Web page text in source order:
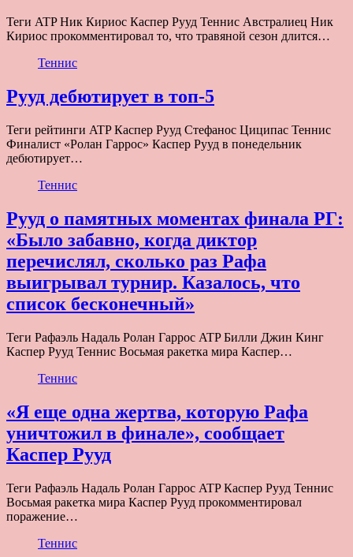
Теги ATP Ник Кириос Каспер Рууд Теннис Австралиец Ник
Кириос прокомментировал то, что травяной сезон длится…
Теннис
Рууд дебютирует в топ-5
Теги рейтинги ATP Каспер Рууд Стефанос Циципас Теннис
Финалист «Ролан Гаррос» Каспер Рууд в понедельник
дебютирует…
Теннис
Рууд о памятных моментах финала РГ:
«Было забавно, когда диктор
перечислял, сколько раз Рафа
выигрывал турнир. Казалось, что
список бесконечный»
Теги Рафаэль Надаль Ролан Гаррос ATP Билли Джин Кинг
Каспер Рууд Теннис Восьмая ракетка мира Каспер…
Теннис
«Я еще одна жертва, которую Рафа
уничтожил в финале», сообщает
Каспер Рууд
Теги Рафаэль Надаль Ролан Гаррос ATP Каспер Рууд Теннис
Восьмая ракетка мира Каспер Рууд прокомментировал
поражение…
Теннис